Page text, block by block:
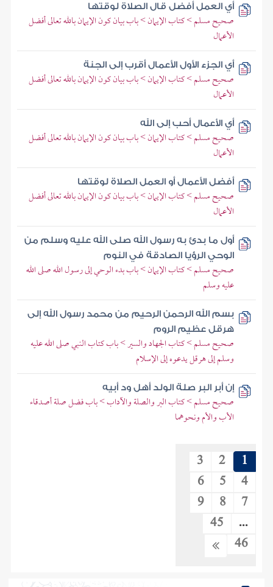
أي العمل أفضل قال الصلاة لوقتها
صحيح مسلم > كتاب الإيمان > باب بيان كون الإيمان بالله تعالى أفضل
الأعمال
أي الجزء الأول الأعمال أقرب إلى الجنة
صحيح مسلم > كتاب الإيمان > باب بيان كون الإيمان بالله تعالى أفضل
الأعمال
أي الأعمال أحب إلى الله
صحيح مسلم > كتاب الإيمان > باب بيان كون الإيمان بالله تعالى أفضل
الأعمال
أفضل الأعمال أو العمل الصلاة لوقتها
صحيح مسلم > كتاب الإيمان > باب بيان كون الإيمان بالله تعالى أفضل
الأعمال
أول ما بدئ به رسول الله صلى الله عليه وسلم من
الوحي الرؤيا الصادقة في النوم
صحيح مسلم > كتاب الإيمان > باب بدء الوحي إلى رسول الله صلى الله
عليه وسلم
بسم الله الرحمن الرحيم من محمد رسول الله إلى
هرقل عظيم الروم
صحيح مسلم > كتاب الجهاد والسير > باب كتاب النبي صلى الله عليه
وسلم إلى هرقل يدعوه إلى الإسلام
إن أبر البر صلة الولد أهل ود أبيه
صحيح مسلم > كتاب البر والصلة والآداب > باب فضل صلة أصدقاء
الأب والأم ونحوهما
1
2
3
4
5
6
7
8
9
...
45
46